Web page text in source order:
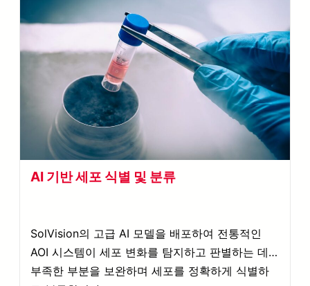
AI 기반 세포 식별 및 분류
SolVision의 고급 AI 모델을 배포하여 전통적인
AOI 시스템이 세포 변화를 탐지하고 판별하는 데
부족한 부분을 보완하며 세포를 정확하게 식별하